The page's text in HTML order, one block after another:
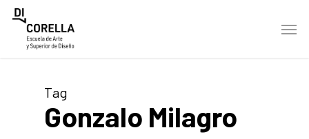
Skip
Menu
Tag
Gonzalo Milagro